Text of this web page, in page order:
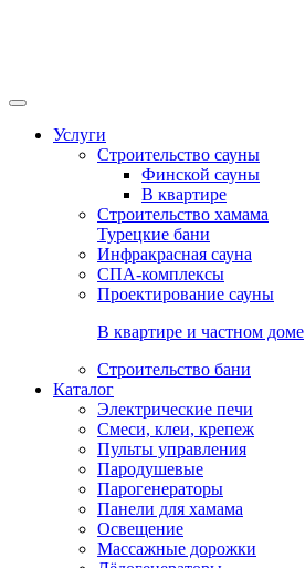
Услуги
Строительство сауны
Финской сауны
В квартире
Строительство хамама
Турецкие бани
Инфракрасная сауна
СПА-комплексы
Проектирование сауны
В квартире и частном доме
Строительство бани
Каталог
Электрические печи
Смеси, клеи, крепеж
Пульты управления
Пародушевые
Парогенераторы
Панели для хамама
Освещение
Массажные дорожки